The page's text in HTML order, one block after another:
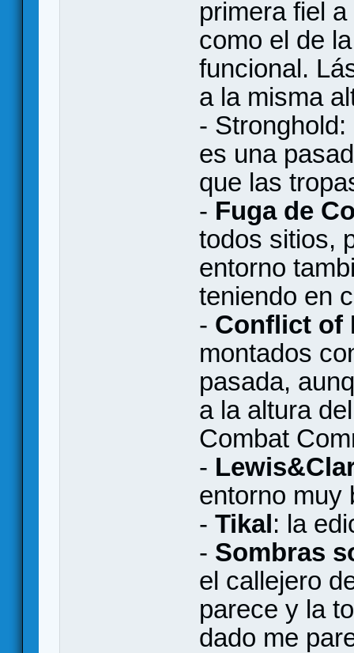
primera fiel
como el de
funcional.
a la misma
-
es una
que las
- Fuga de
todos sitios,
entorno
teniendo en
- Conflict of
montados
pasada,
a la altura
Combat
-
entorno muy
- Tikal: la
- Sombras
el callejero
parece y la
dado me